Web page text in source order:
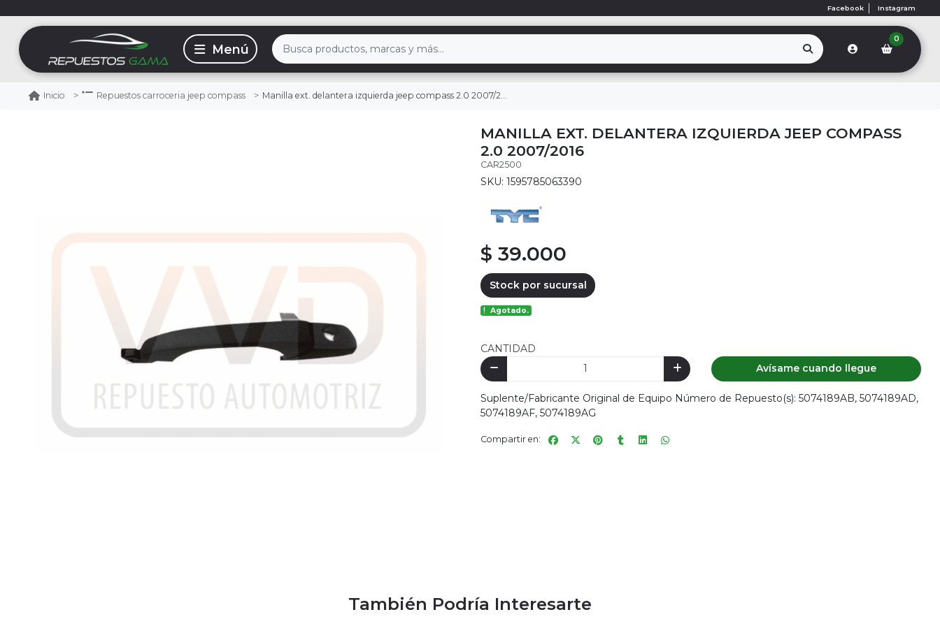
Facebook Instagram
0
Inicio Repuestos carroceria jeep compass Manilla ext. delantera izquierda jeep compass 2.0 2007/2016
MANILLA EXT. DELANTERA IZQUIERDA JEEP COMPASS
2.0 2007/2016
CAR2500
SKU: 1595785063390
$ 39.000
Stock por sucursal
Agotado.
CANTIDAD
Avísame cuando llegue
Suplente/Fabricante Original de Equipo Número de Repuesto(s): 5074189AB, 5074189AD,
5074189AF, 5074189AG
Compartir en:
También Podría Interesarte